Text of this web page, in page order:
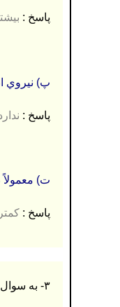
پاسخ : بیشتر
پ)
پاسخ : ندارد
ت)
پاسخ : کمتر
۳- به سوال های زیر پاسخ کوتاه دهید. (۰.۷۵ نمره)